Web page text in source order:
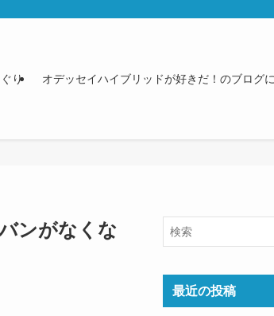
ています。
り オデッセイハイブリッドが好きだ！のブログ
ンがなくな
最近の投稿